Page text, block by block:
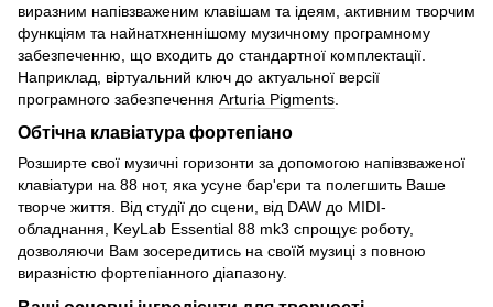
виразним напівзваженим клавішам та ідеям, активним творчим
функціям та найнатхненнішому музичному програмному
забезпеченню, що входить до стандартної комплектації.
Наприклад, віртуальний ключ до актуальної версії
програмного забезпечення Arturia Pigments
Обтічна клавіатура фортепіано
Розширте свої музичні горизонти за допомогою напівзваженої
клавіатури на 88 нот, яка усуне бар'єри та полегшить Ваше
творче життя. Від студії до сцени, від DAW до MIDI-
обладнання, KeyLab Essential 88 mk3 спрощує роботу,
дозволяючи Вам зосередитись на своїй музиці з повною
виразністю фортепіанного діапазону.